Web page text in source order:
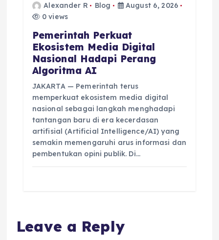
Alexander R Blog
August 6, 2026
0 views
Pemerintah Perkuat
Ekosistem Media Digital
Nasional Hadapi Perang
Algoritma AI
JAKARTA — Pemerintah terus
memperkuat ekosistem media digital
nasional sebagai langkah menghadapi
tantangan baru di era kecerdasan
artifisial (Artificial Intelligence/AI) yang
semakin memengaruhi arus informasi dan
pembentukan opini publik. Di…
Leave a Reply